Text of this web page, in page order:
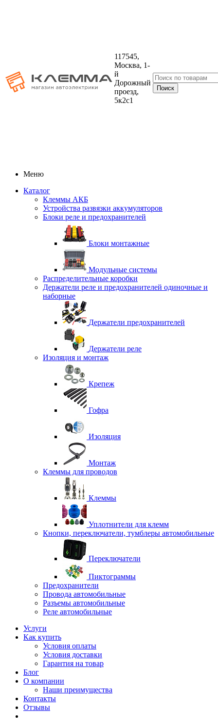
117545,
Москва, 1-
й
Дорожный
проезд,
5к2с1
Меню
Каталог
Клеммы АКБ
Устройства развязки аккумуляторов
Блоки реле и предохранителей
Блоки монтажные
Модульные системы
Распределительные коробки
Держатели реле и предохранителей одиночные и
наборные
Держатели предохранителей
Держатели реле
Изоляция и монтаж
Крепеж
Гофра
Изоляция
Монтаж
Клеммы для проводов
Клеммы
Уплотнители для клемм
Кнопки, переключатели, тумблеры автомобильные
Переключатели
Пиктограммы
Предохранители
Провода автомобильные
Разъемы автомобильные
Реле автомобильные
Услуги
Как купить
Условия оплаты
Условия доставки
Гарантия на товар
Блог
О компании
Наши преимущества
Контакты
Отзывы